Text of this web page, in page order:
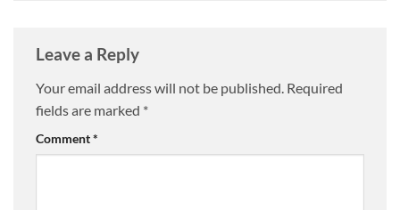
Leave a Reply
Your email address will not be published. Required
fields are marked *
Comment*